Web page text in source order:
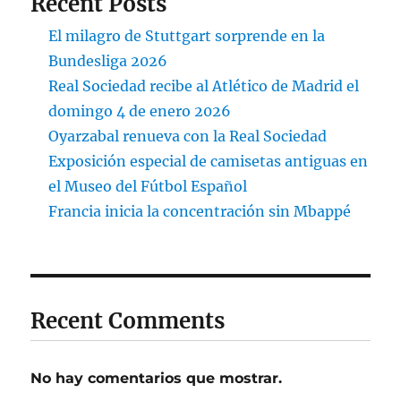
El milagro de Stuttgart sorprende en la
Bundesliga 2026
Real Sociedad recibe al Atlético de Madrid el
domingo 4 de enero 2026
Oyarzabal renueva con la Real Sociedad
Exposición especial de camisetas antiguas en
el Museo del Fútbol Español
Francia inicia la concentración sin Mbappé
Recent Comments
No hay comentarios que mostrar.